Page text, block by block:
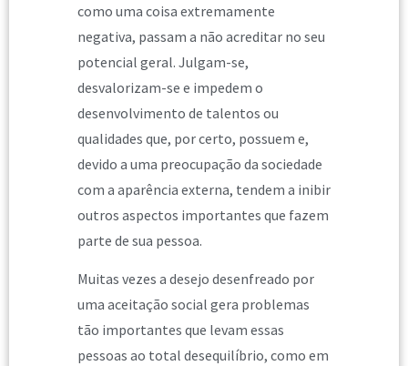
como uma coisa extremamente
negativa, passam a não acreditar no seu
potencial geral. Julgam-se,
desvalorizam-se e impedem o
desenvolvimento de talentos ou
qualidades que, por certo, possuem e,
devido a uma preocupação da sociedade
com a aparência externa, tendem a inibir
outros aspectos importantes que fazem
parte de sua pessoa.
Muitas vezes a desejo desenfreado por
uma aceitação social gera problemas
tão importantes que levam essas
pessoas ao total desequilíbrio, como em